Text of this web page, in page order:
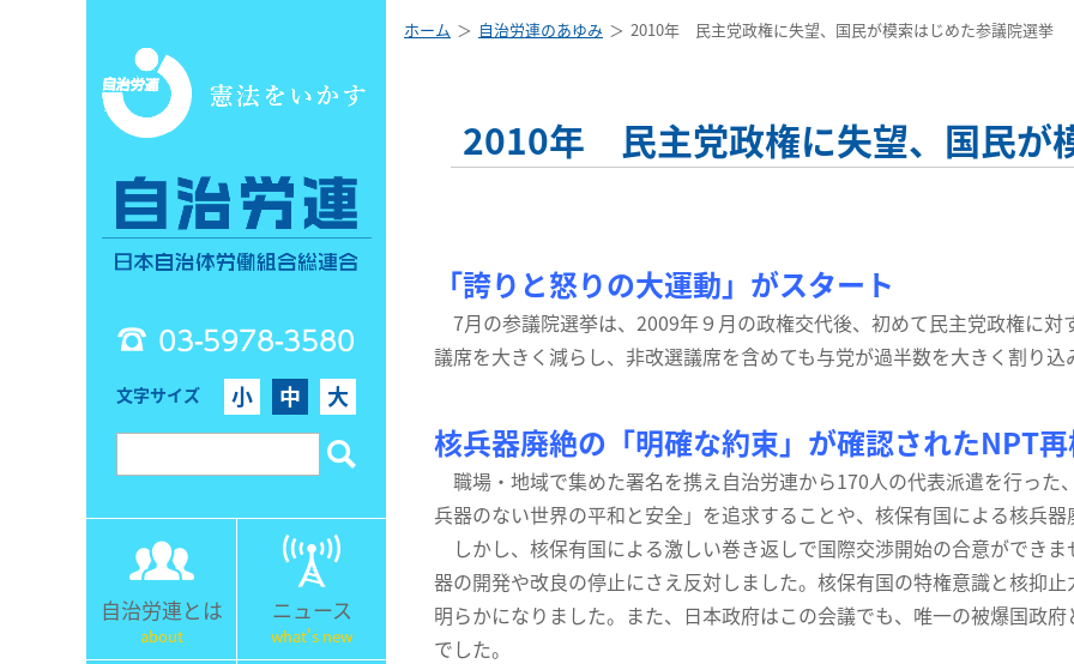
03-5978-3580
文字サイズ 小 中 大
自治労連とは
about
ニュース
what's new
ホーム 自治労連のあゆみ 2010年 民主党政権に失望、国民が模索はじめた参議院選挙
2010年 民主党政権に失望、国民が
「誇りと怒りの大運動」がスタート
7月の参議院選挙は、2009年９月の政権交代後、初めて民主党政権に
議席を大きく減らし、非改選議席を含めても与党が過半数を大きく割り込
核兵器廃絶の「明確な約束」が確認されたNPT
職場・地域で集めた署名を携え自治労連から170人の代表派遣を行っ
兵器のない世界の平和と安全」を追求することや、核保有国による核兵
しかし、核保有国による激しい巻き返しで国際交渉開始の合意ができ
器の開発や改良の停止にさえ反対しました。核保有国の特権意識と核抑
明らかになりました。また、日本政府はこの会議でも、唯一の被爆国政
でした。